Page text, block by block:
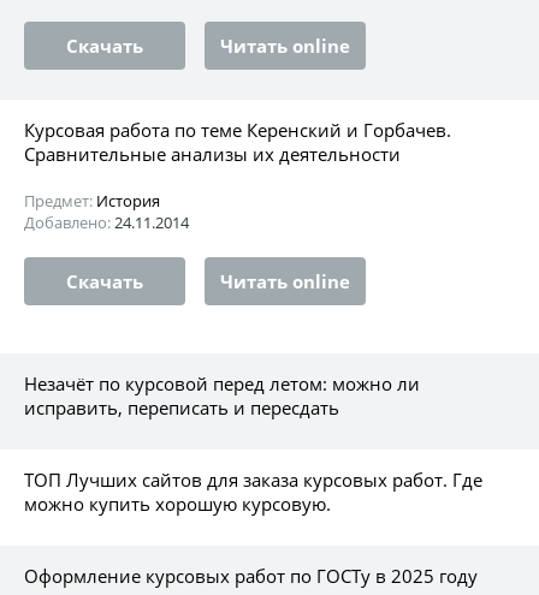
Скачать Читать online
Курсовая работа по теме Керенский и Горбачев.
Сравнительные анализы их деятельности
Предмет: История
Добавлено:24.11.2014
Скачать Читать online
Незачёт по курсовой перед летом: можно ли
исправить, переписать и пересдать
ТОП Лучших сайтов для заказа курсовых работ. Где
можно купить хорошую курсовую.
Оформление курсовых работ по ГОСТу в 2025 году